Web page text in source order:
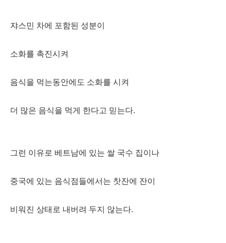
쟈스민 차에 포함된 성분이
소화를 촉진시켜
음식을 먹는동안에도 소화를 시켜
더 많은 음식을 먹게 한다고 믿는다.
그런 이유로 베트남에 있는 쌀 국수 집이나
중국에 있는 음식점들에서는 찻잔에 잔이
비워진 상태로 내버려 두지 않는다.